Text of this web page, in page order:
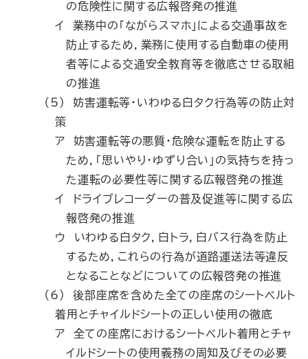
の危険性に関する広報啓発の推進
イ 業務中の「ながらスマホ」による交通事故を
防止するため，業務に使用する自動車の使用
者等による交通安全教育等を徹底させる取組
の推進
（5） 妨害運転等・いわゆる白タク行為等の防止対
策
ア 妨害運転等の悪質・危険な運転を防止する
ため，「思いやり・ゆずり合い」の気持ちを持っ
た運転の必要性等に関する広報啓発の推進
イ ドライブレコーダーの普及促進等に関する広
報啓発の推進
ウ いわゆる白タク，白トラ，白バス行為を防止
するため，これらの行為が道路運送法等違反
となることなどについての広報啓発の推進
（6） 後部座席を含めた全ての座席のシートベルト
着用とチャイルドシートの正しい使用の徹底
ア 全ての座席におけるシートベルト着用とチャ
イルドシートの使用義務の周知及びその必要